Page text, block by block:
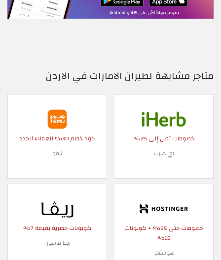
متاجر مشابهة لطيران الامارات في الاردن
خصومات تصل إلى 25%
اي هيرب
كود خصم 30% للعملاء الجدد
تيمو
خصومات حتى 85% + كوبونات
15%
هوستنجر
كوبونات حصرية بقيمة 7%
ريفا فاشون